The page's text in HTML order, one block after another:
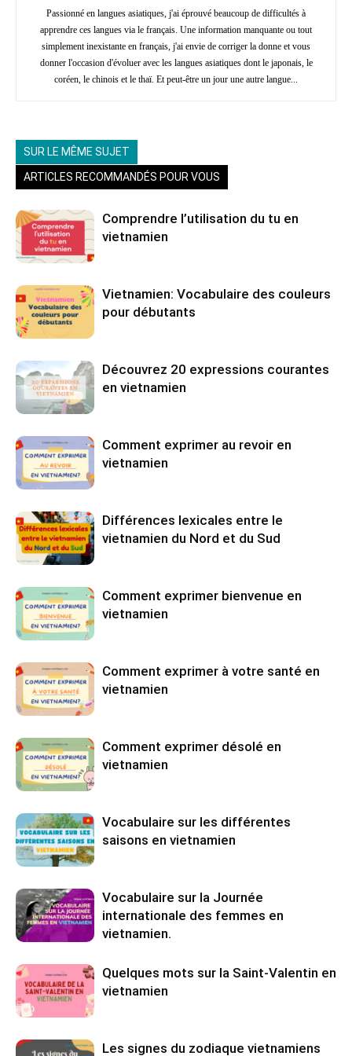
Passionné en langues asiatiques, j'ai éprouvé beaucoup de difficultés à
apprendre ces langues via le français. Une information manquante ou tout
simplement inexistante en français, j'ai envie de corriger la donne et vous
donner l'occasion d'évoluer avec les langues asiatiques dont le japonais, le
coréen, le chinois et le thaï. Et peut-être un jour une autre langue...
SUR LE MÊME SUJET
ARTICLES RECOMMANDÉS POUR VOUS
Comprendre l’utilisation du tu en
vietnamien
Vietnamien: Vocabulaire des couleurs
pour débutants
Découvrez 20 expressions courantes
en vietnamien
Comment exprimer au revoir en
vietnamien
Différences lexicales entre le
vietnamien du Nord et du Sud
Comment exprimer bienvenue en
vietnamien
Comment exprimer à votre santé en
vietnamien
Comment exprimer désolé en
vietnamien
Vocabulaire sur les différentes
saisons en vietnamien
Vocabulaire sur la Journée
internationale des femmes en
vietnamien.
Quelques mots sur la Saint-Valentin en
vietnamien
Les signes du zodiaque vietnamiens